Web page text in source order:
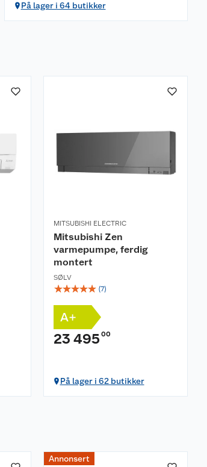
På lager i 64 butikker
MITSUBISHI ELECTRIC
Mitsubishi Zen
varmepumpe, ferdig
montert
SØLV
☆☆☆☆☆ (7)
A+
23 495 00
På lager i 62 butikker
Annonsert